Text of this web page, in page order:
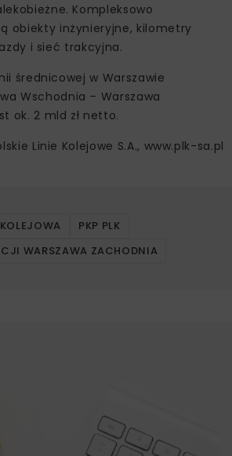
Kompleksowo
obiekty inżynieryjne, kilometry
i sieć trakcyjna.
średnicowej w Warszawie
Wschodnia – Warszawa
ok. 2 mld zł netto.
Linie Kolejowe S.A., www.plk-sa.pl
PKP PLK
WARSZAWA ZACHODNIA